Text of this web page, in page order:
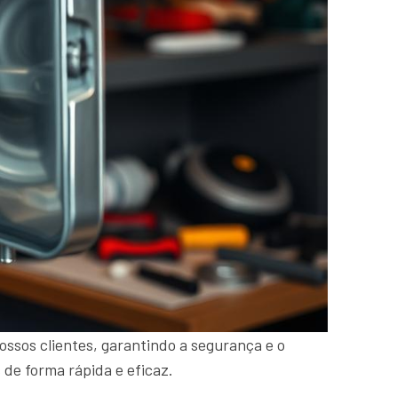
clientes, garantindo a segurança e o
forma rápida e eficaz.